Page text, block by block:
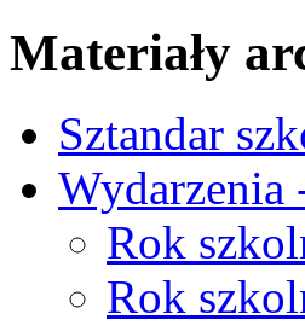
Materiały
Sztandar
Wydarzenia
Rok
Rok